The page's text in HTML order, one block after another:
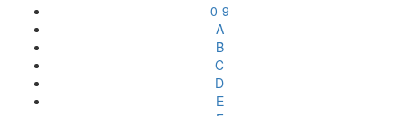
0-9
A
B
C
D
E